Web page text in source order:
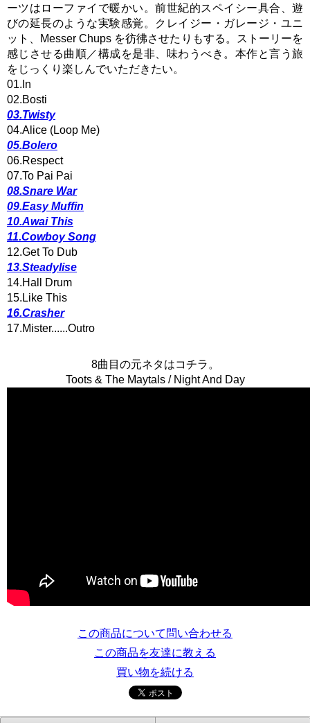
ーツはローファイで暖かい。前世紀的スペイシー具合、遊
びの延長のような実験感覚。クレイジー・ガレージ・ユニ
ット、Messer Chups を彷彿させたりもする。ストーリーを
感じさせる曲順／構成を是非、味わうべき。本作と言う旅
をじっくり楽しんでいただきたい。
01.In
02.Bosti
03.Twisty
04.Alice (Loop Me)
05.Bolero
06.Respect
07.To Pai Pai
08.Snare War
09.Easy Muffin
10.Awai This
11.Cowboy Song
12.Get To Dub
13.Steadylise
14.Hall Drum
15.Like This
16.Crasher
17.Mister......Outro
8曲目の元ネタはコチラ。
Toots & The Maytals / Night And Day
この商品について問い合わせる
この商品を友達に教える
買い物を続ける